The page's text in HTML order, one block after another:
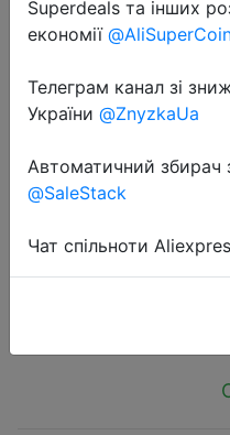
2024-08-09
AISHG Portable
Women
Headband
Superdeals та інших
економії
Телеграм канал зі
України @ZnyzkaUa
Автоматичний збирач
@SaleStack
Чат спільноти